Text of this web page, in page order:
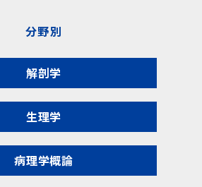
分野別
解剖学
生理学
病理学概論